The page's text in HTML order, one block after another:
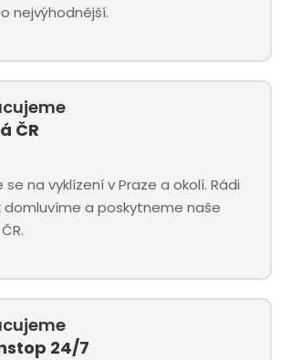
nejvýhodnější.
ČR
na vyklízení v Praze a okolí. Rádi
domluvíme a poskytneme naše
24/7